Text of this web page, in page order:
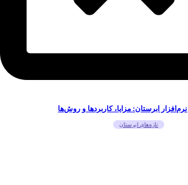
ابرستان: مزایا، کاربردها و روش‌ها
تازه‌های ابرستان